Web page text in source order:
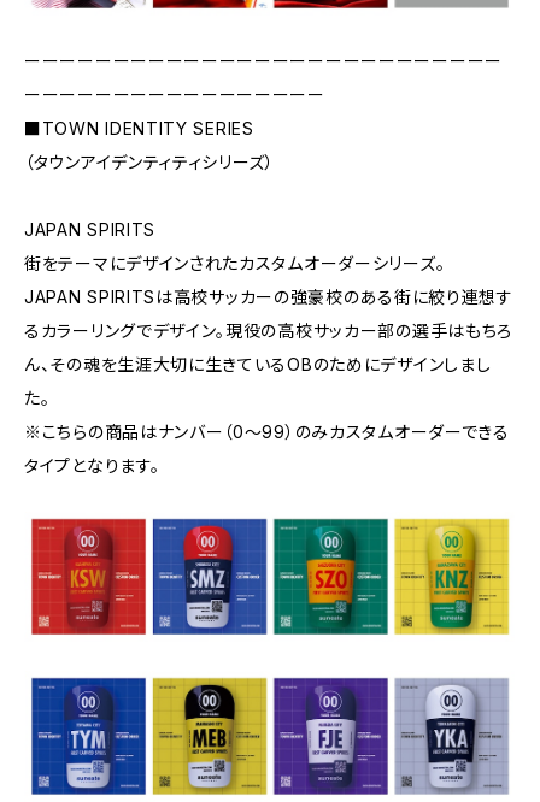
ーーーーーーーーーーーーーーーーーーーーーーーーーーー
ーーーーーーーーーーーーーーーーー
■TOWN IDENTITY SERIES
（タウンアイデンティティシリーズ）
JAPAN SPIRITS
街をテーマにデザインされたカスタムオーダーシリーズ。
JAPAN SPIRITSは高校サッカーの強豪校のある街に絞り連想す
るカラーリングでデザイン。現役の高校サッカー部の選手はもちろ
ん、その魂を生涯大切に生きているOBのためにデザインしまし
た。
※こちらの商品はナンバー（0〜99）のみカスタムオーダーできる
タイプとなります。